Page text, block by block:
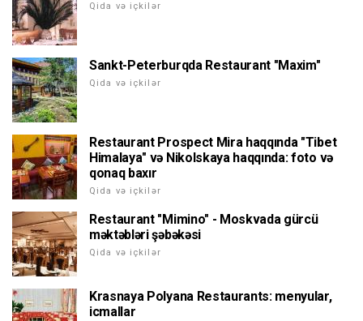
Qida və içkilər
Sankt-Peterburqda Restaurant "Maxim"
Qida və içkilər
Restaurant Prospect Mira haqqında "Tibet
Himalaya" və Nikolskaya haqqında: foto və
qonaq baxır
Qida və içkilər
Restaurant "Mimino" - Moskvada gürcü
məktəbləri şəbəkəsi
Qida və içkilər
Krasnaya Polyana Restaurants: menyular,
icmallar